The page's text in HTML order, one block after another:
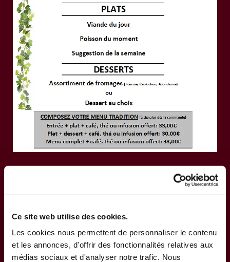
Ce site web utilise des cookies.
Les cookies nous permettent de personnaliser le contenu
et les annonces, d'offrir des fonctionnalités relatives aux
médias sociaux et d'analyser notre trafic. Nous